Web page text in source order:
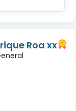
Roa xx